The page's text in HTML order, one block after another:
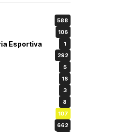
588
106
Esportiva 1
292
5
16
3
8
107
662